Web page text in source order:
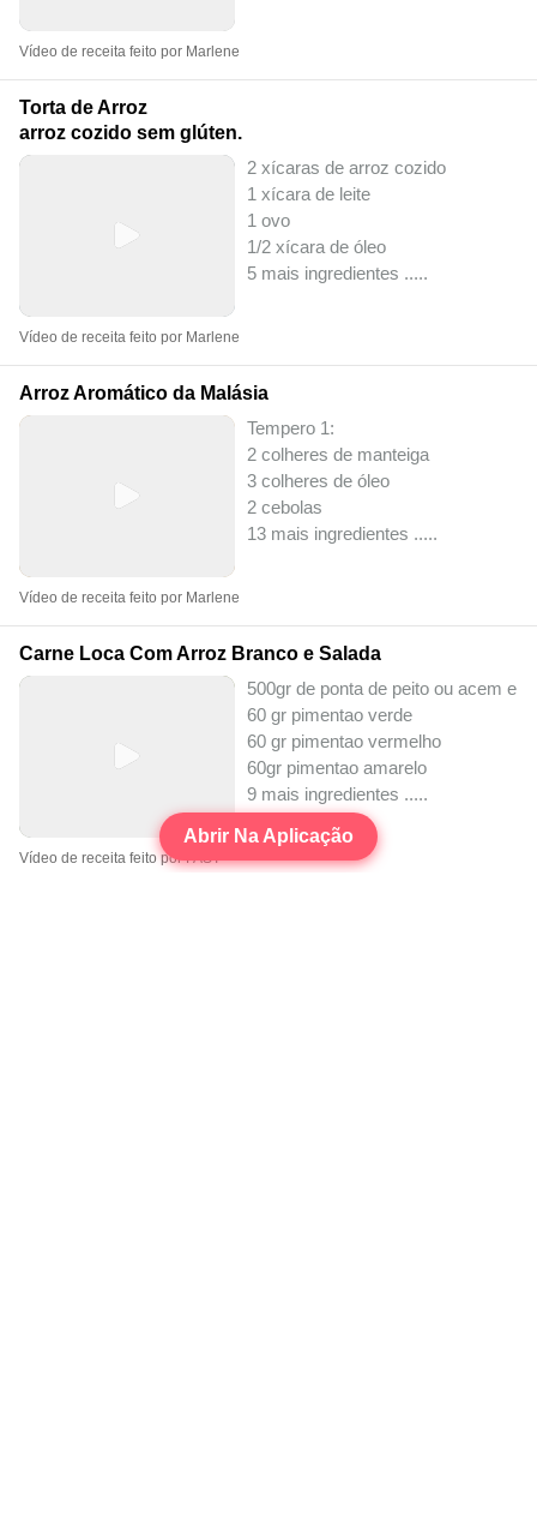
Vídeo de receita feito por Marlene
Torta de Arroz
arroz cozido sem glúten.
2 xícaras de arroz cozido
1 xícara de leite
1 ovo
1/2 xícara de óleo
5 mais ingredientes .....
Vídeo de receita feito por Marlene
Arroz Aromático da Malásia
Tempero 1:
2 colheres de manteiga
3 colheres de óleo
2 cebolas
13 mais ingredientes .....
Vídeo de receita feito por Marlene
Carne Loca Com Arroz Branco e Salada
500gr de ponta de peito ou acem
60 gr pimentao verde
60 gr pimentao vermelho
60gr pimentao amarelo
9 mais ingredientes .....
Vídeo de receita feito por FAST
Abrir Na Aplicação